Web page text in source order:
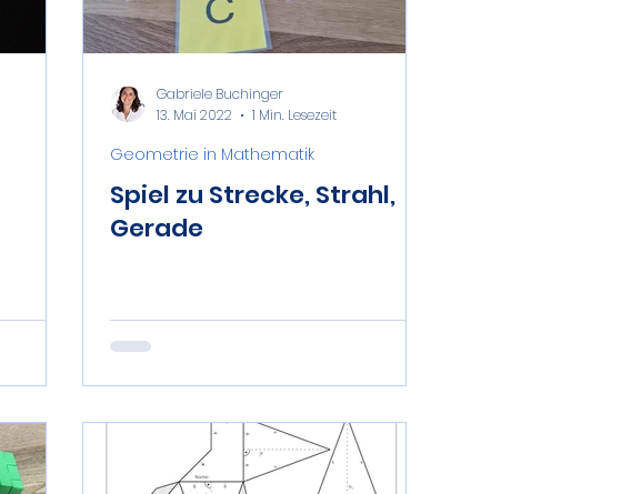
Spiel zu Strecke, Strahl,
Gerade
Geometrie in Mathematik
Gabriele Buchinger
13. Mai 2022
1 Min. Lesezeit